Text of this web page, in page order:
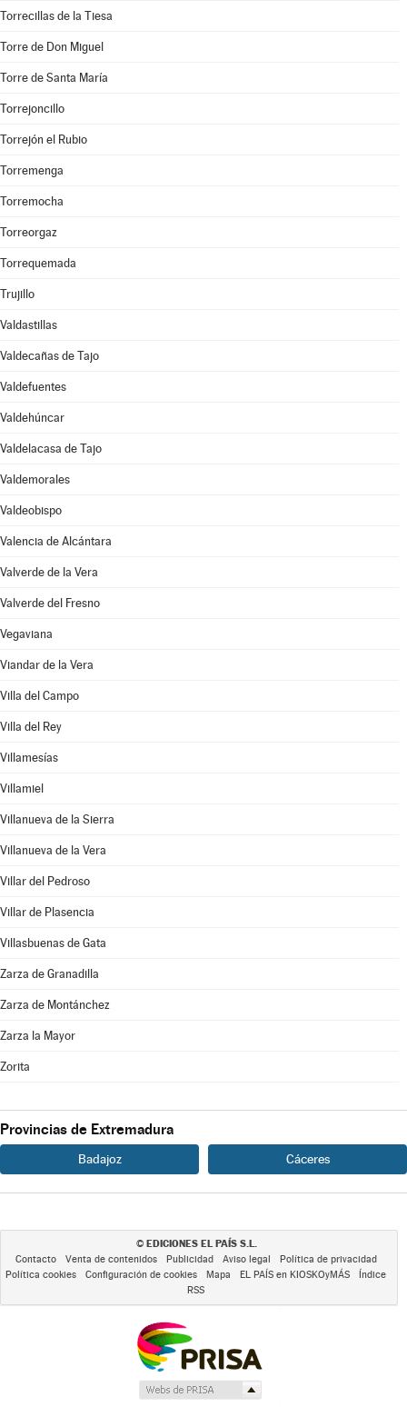
Torrecillas de la Tiesa
Torre de Don Miguel
Torre de Santa María
Torrejoncillo
Torrejón el Rubio
Torremenga
Torremocha
Torreorgaz
Torrequemada
Trujillo
Valdastillas
Valdecañas de Tajo
Valdefuentes
Valdehúncar
Valdelacasa de Tajo
Valdemorales
Valdeobispo
Valencia de Alcántara
Valverde de la Vera
Valverde del Fresno
Vegaviana
Viandar de la Vera
Villa del Campo
Villa del Rey
Villamesías
Villamiel
Villanueva de la Sierra
Villanueva de la Vera
Villar del Pedroso
Villar de Plasencia
Villasbuenas de Gata
Zarza de Granadilla
Zarza de Montánchez
Zarza la Mayor
Zorita
Provincias de Extremadura
Badajoz Cáceres
© EDICIONES EL PAÍS S.L.
Contacto Venta de contenidos Publicidad Aviso legal
Política de privacidad
Política cookies
Configuración de cookies Mapa EL PAÍS en KIOSKOyMÁS
Índice
RSS